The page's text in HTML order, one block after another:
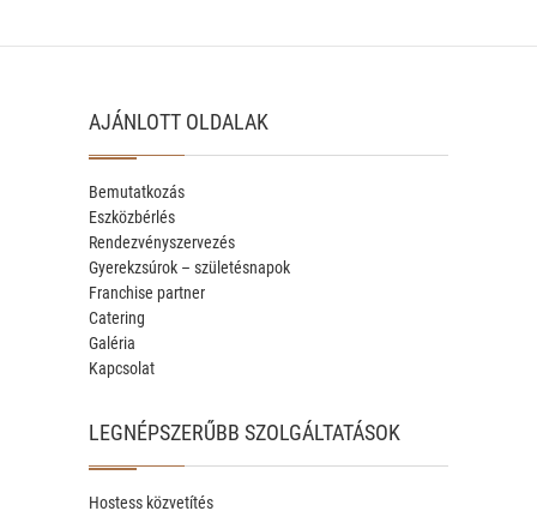
AJÁNLOTT OLDALAK
Bemutatkozás
Eszközbérlés
Rendezvényszervezés
Gyerekzsúrok – születésnapok
Franchise partner
Catering
Galéria
Kapcsolat
LEGNÉPSZERŰBB SZOLGÁLTATÁSOK
Hostess közvetítés